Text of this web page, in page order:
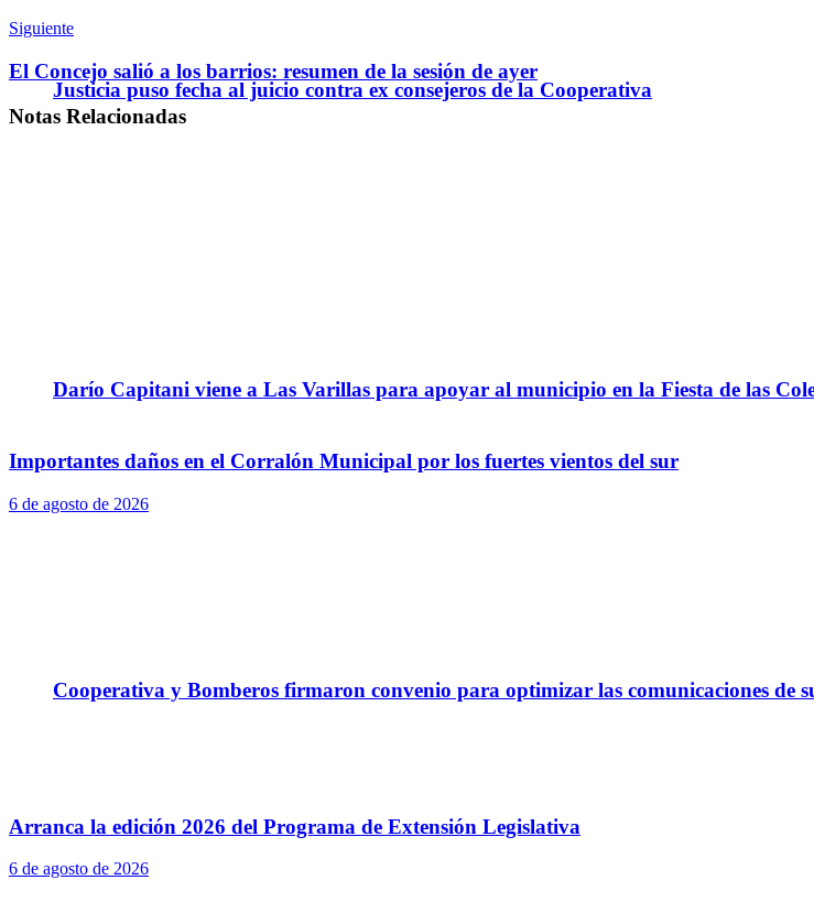
Justicia puso fecha al juicio contra ex consejeros de la Cooperativa
Darío Capitani viene a Las Varillas para apoyar al municipio en la Fiesta de las
Cooperativa y Bomberos firmaron convenio para optimizar las comunicaciones de
Siguiente
El Concejo salió a los barrios: resumen de la sesión de ayer
Notas Relacionadas
Importantes daños en el Corralón Municipal por los fuertes vientos del sur
6 de agosto de 2026
Arranca la edición 2026 del Programa de Extensión Legislativa
6 de agosto de 2026